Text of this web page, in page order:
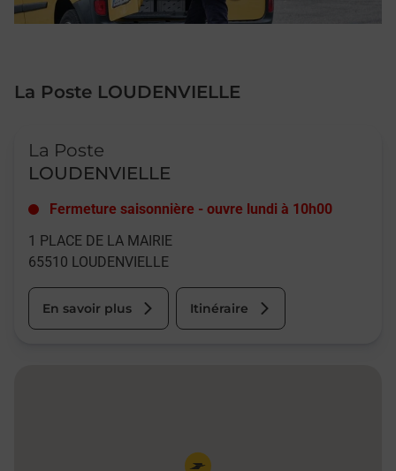
La Poste LOUDENVIELLE
La Poste
LOUDENVIELLE
Fermeture saisonnière - ouvre lundi à 10h00
1 PLACE DE LA MAIRIE
65510 LOUDENVIELLE
En savoir plus Itinéraire
Pin de la carte